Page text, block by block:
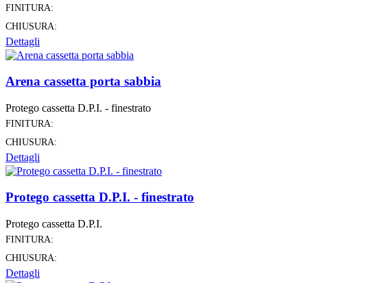
FINITURA:
CHIUSURA:
Dettagli
Arena cassetta porta sabbia
Protego cassetta D.P.I. - finestrato
FINITURA:
CHIUSURA:
Dettagli
Protego cassetta D.P.I. - finestrato
Protego cassetta D.P.I.
FINITURA:
CHIUSURA:
Dettagli